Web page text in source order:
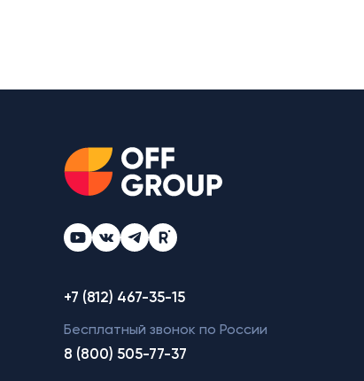
+7 (812) 467-35-15
Бесплатный звонок по России
8 (800) 505-77-37